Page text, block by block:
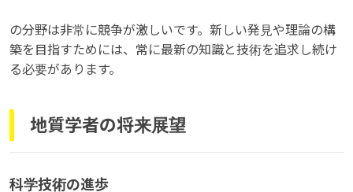
の分野は非常に競争が激しいです。新しい発見や理論の構
築を目指すためには、常に最新の知識と技術を追求し続け
る必要があります。
地質学者の将来展望
科学技術の進歩